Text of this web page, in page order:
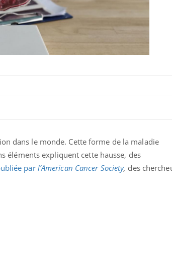
dans le monde. Cette forme de la maladie
éléments expliquent cette hausse, des
parl’American Cancer Society, des
:
en plus
il dans le sud de
Les médicaments
protègent-ils